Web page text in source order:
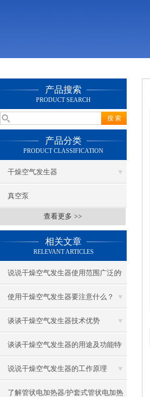
产品搜索
PRODUCT SEARCH
产品分类
PRODUCT CLASSIFICATION
干燥空气发生器
真空泵
查看更多 >>
相关文章
RELEVANT ARTICLES
说说干燥空气发生器使用范围广泛的
原因
使用干燥空气发生器要注意什么？
谈谈干燥空气发生器技术优势
谈谈干燥空气发生器的用途及功能特
征
说说干燥空气发生器的工作原理
了解管状电加热器/护套式管状电加热